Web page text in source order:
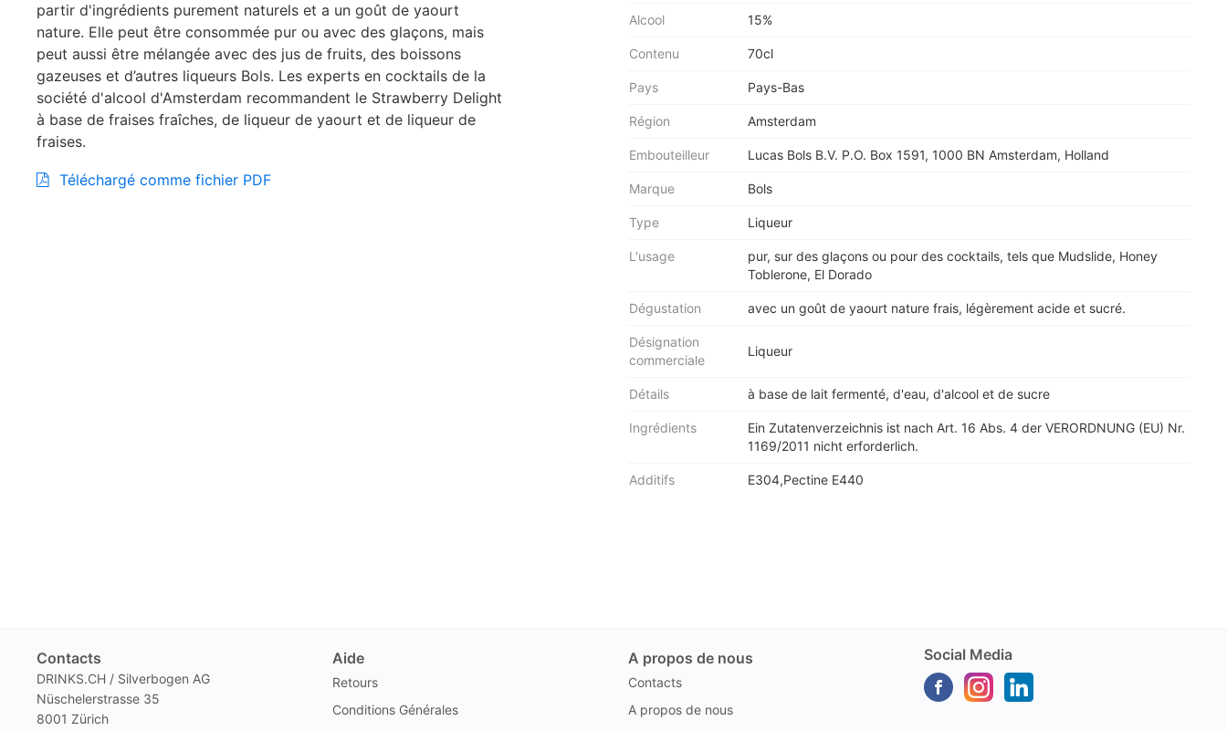
partir d'ingrédients purement naturels et a un goût de yaourt
nature. Elle peut être consommée pur ou avec des glaçons, mais
peut aussi être mélangée avec des jus de fruits, des boissons
gazeuses et d’autres liqueurs Bols. Les experts en cocktails de la
société d'alcool d'Amsterdam recommandent le Strawberry Delight
à base de fraises fraîches, de liqueur de yaourt et de liqueur de
fraises.
Téléchargé comme fichier PDF
Alcool 15%
Contenu 70cl
Pays Pays-Bas
Région Amsterdam
Embouteilleur Lucas Bols B.V. P.O. Box 1591, 1000 BN Amsterdam, Holland
Marque Bols
Type Liqueur
L'usage
pur, sur des glaçons ou pour des cocktails, tels que Mudslide, Honey
Toblerone, El Dorado
Dégustation avec un goût de yaourt nature frais, légèrement acide et sucré.
Désignation
commerciale
Liqueur
Détails à base de lait fermenté, d'eau, d'alcool et de sucre
Ingrédients
Ein Zutatenverzeichnis ist nach Art. 16 Abs. 4 der VERORDNUNG (EU) Nr.
1169/2011 nicht erforderlich.
Additifs E304,Pectine E440
Contacts
DRINKS.CH / Silverbogen AG
Nüschelerstrasse 35
8001 Zürich
Aide
Retours
Conditions Générales
A propos de nous
Contacts
A propos de nous
Social Media